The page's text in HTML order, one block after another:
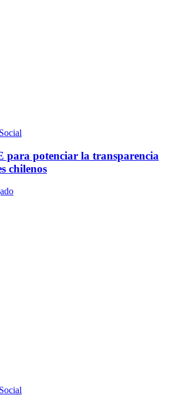
para potenciar la transparencia
chilenos